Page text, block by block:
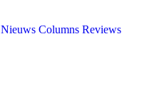
Nieuws Columns Reviews